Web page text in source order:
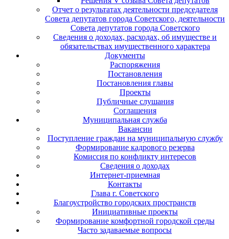
Отчет о результатах деятельности председателя
Совета депутатов города Советского, деятельности
Совета депутатов города Советского
Сведения о доходах, расходах, об имуществе и
обязательствах имущественного характера
Документы
Распоряжения
Постановления
Постановления главы
Проекты
Публичные слушания
Соглашения
Муниципальная служба
Вакансии
Поступление граждан на муниципальную службу
Формирование кадрового резерва
Комиссия по конфликту интересов
Сведения о доходах
Интернет-приемная
Контакты
Глава г. Советского
Благоустройство городских пространств
Инициативные проекты
Формирование комфортной городской среды
Часто задаваемые вопросы